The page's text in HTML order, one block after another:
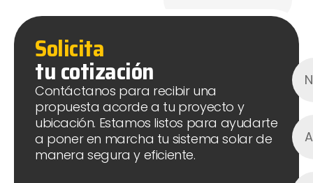
Solicita
tu cotización
Contáctanos para recibir una
propuesta acorde a tu proyecto y
ubicación. Estamos listos para ayudarte
a poner en marcha tu sistema solar de
manera segura y eficiente.